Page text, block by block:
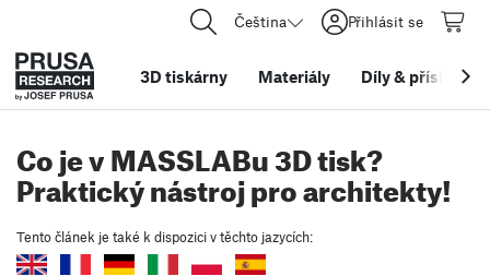
Čeština Přihlásit se
3D tiskárny Materiály Díly&
Co je v MASSLABu 3D tisk?
Praktický nástroj pro architekty!
Tento článek je také k dispozici v těchto jazycích: